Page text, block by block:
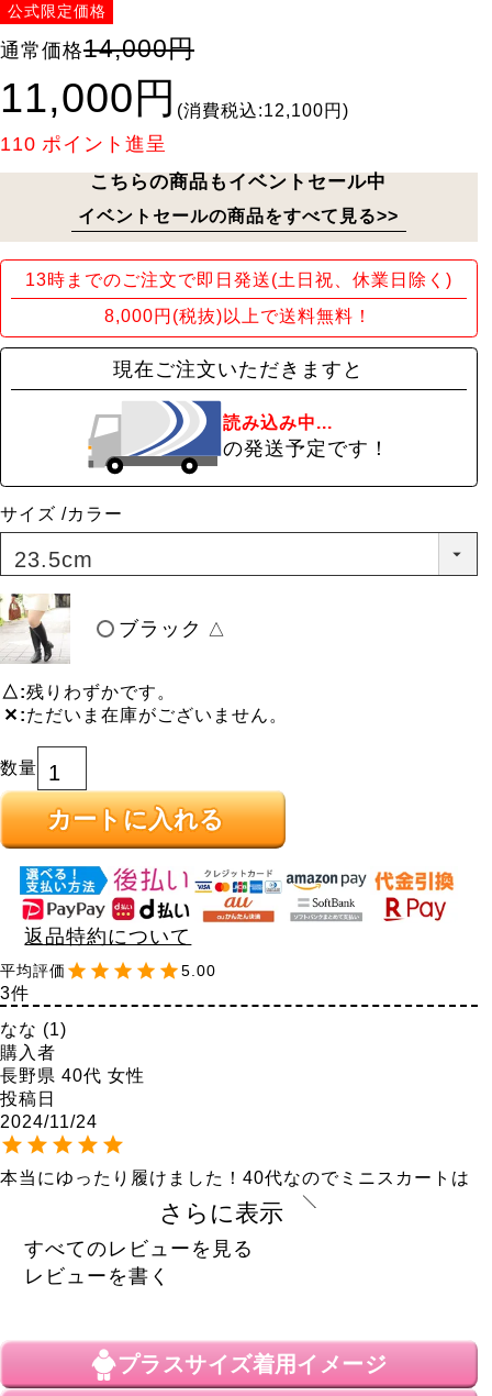
公式限定価格
通常価格14,000円
11,000円 (消費税込:12,100円)
110 ポイント進呈
こちらの商品もイベントセール中
イベントセールの商品をすべて見る>>
13時までのご注文で即日発送(土日祝、休業日除く)
8,000円(税抜)以上で送料無料！
現在ご注文いただきますと
読み込み中...
の発送予定です！
サイズ カラー
ブラック △
△ 残りわずかです。
✕ ただいま在庫がございません。
カートに入れる
返品特約について
5.00
3
なな
1
購入者
長野県 40代 女性
投稿日
2024/11/24
本当にゆったり履けました！40代なのでミニスカートは
さすがに履けませんがズボンに合わせて防寒対策として
も良いです。暖かいしオシャレだし。◎です。
ぽんちゃん
神奈川県 30代 女性
ぽっちゃりさんの事を考えたゴールドジャパンさんだか
さらに表示
すべてのレビューを見る
レビューを書く
プラスサイズ着用イメージ